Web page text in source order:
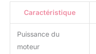
Caractéristique
Puissance du
moteur